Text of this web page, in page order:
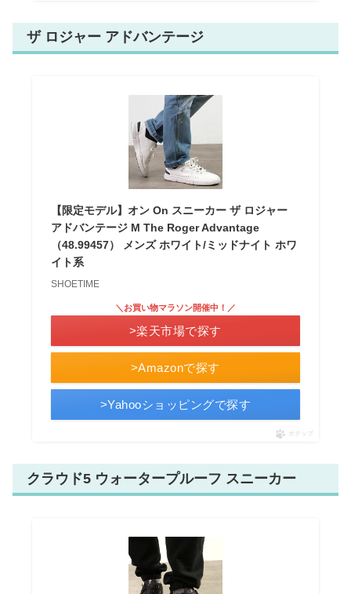
ザ ロジャー アドバンテージ
【限定モデル】オン On スニーカー ザ ロジャー
アドバンテージ M The Roger Advantage
（48.99457） メンズ ホワイト/ミッドナイト ホワ
イト系
SHOETIME
>Amazonで探す
＼お買い物マラソン開催中！／
>楽天市場で探す
>Yahooショッピングで探す
ポチップ
クラウド5 ウォータープルーフ スニーカー